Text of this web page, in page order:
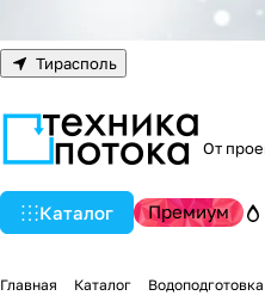
Тирасполь
От
Каталог Премиум
Главная Каталог